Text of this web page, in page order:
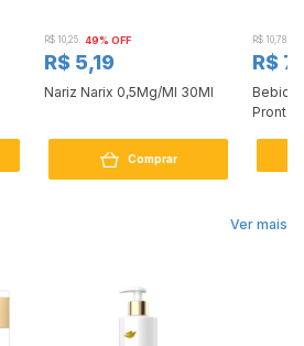
R$ 10,25 49% OFF
R$ 5,19
Nariz Narix 0,5Mg/Ml 30Ml
Comprar
R$ 10,78
R$
Bebida
Pronto
Ver mais